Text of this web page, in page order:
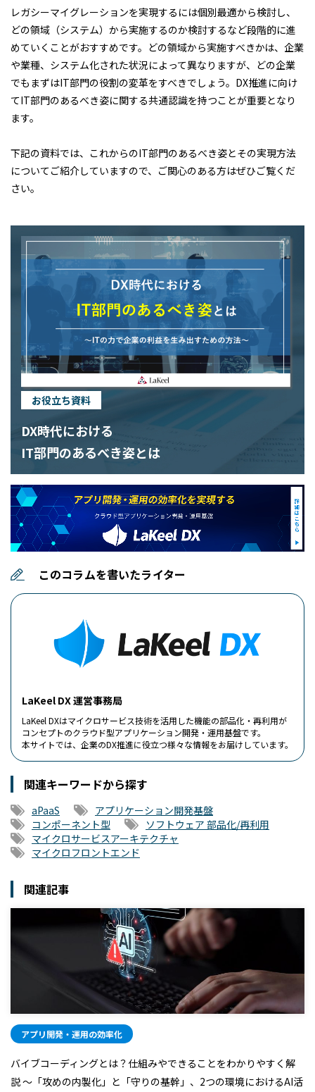
レガシーマイグレーションを実現するには個別最適から検討し、
どの領域（システム）から実施するのか検討するなど段階的に進
めていくことがおすすめです。どの領域から実施すべきかは、企業
や業種、システム化された状況によって異なりますが、どの企業
でもまずはIT部門の役割の変革をすべきでしょう。DX推進に向け
てIT部門のあるべき姿に関する共通認識を持つことが重要となり
ます。
下記の資料では、これからのIT部門のあるべき姿とその実現方法
についてご紹介していますので、ご関心のある方はぜひご覧くだ
さい。
お役立ち資料
DX時代における
IT部門のあるべき姿とは
このコラムを書いたライター
LaKeel DX 運営事務局
LaKeel DXはマイクロサービス技術を活用した機能の部品化・再利用が
コンセプトのクラウド型アプリケーション開発・運用基盤です。
本サイトでは、企業のDX推進に役立つ様々な情報をお届けしています。
関連キーワードから探す
aPaaS
アプリケーション開発基盤
コンポーネント型
ソフトウェア 部品化/再利用
マイクロサービスアーキテクチャ
マイクロフロントエンド
関連記事
アプリ開発・運用の効率化
バイブコーディングとは？仕組みやできることをわかりやすく解
説 ～「攻めの内製化」と「守りの基幹」、2つの環境におけるAI活